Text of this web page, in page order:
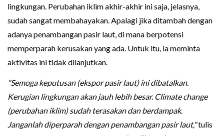
lingkungan. Perubahan iklim akhir-akhir ini saja, jelasnya,
sudah sangat membahayakan. Apalagi jika ditambah dengan
adanya penambangan pasir laut, di mana berpotensi
memperparah kerusakan yang ada. Untuk itu, ia meminta
aktivitas ini tidak dilanjutkan.
"Semoga keputusan (ekspor pasir laut) ini dibatalkan.
Kerugian lingkungan akan jauh lebih besar. Climate change
(perubahan iklim) sudah terasakan dan berdampak.
Janganlah diperparah dengan penambangan pasir laut,"tulis